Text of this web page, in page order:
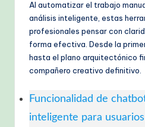
Al automatizar el trabajo
análisis inteligente, estas
profesionales pensar con
forma efectiva. Desde la
hasta el plano arquitectónico
compañero creativo definitivo.
Funcionalidad de
inteligente para usuarios